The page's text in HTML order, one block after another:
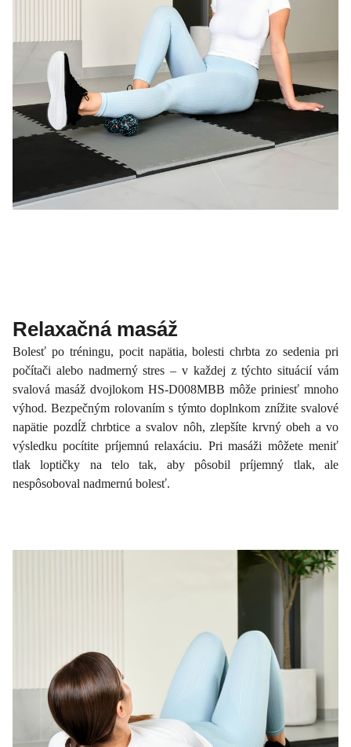
Relaxačná masáž
Bolesť po tréningu, pocit napätia, bolesti chrbta zo sedenia pri
počítači alebo nadmerný stres – v každej z týchto situácií vám
svalová masáž dvojlokom HS-D008MBB môže priniesť mnoho
výhod. Bezpečným rolovaním s týmto doplnkom znížite svalové
napätie pozdĺž chrbtice a svalov nôh, zlepšíte krvný obeh a vo
výsledku pocítite príjemnú relaxáciu. Pri masáži môžete meniť
tlak loptičky na telo tak, aby pôsobil príjemný tlak, ale
nespôsoboval nadmernú bolesť.